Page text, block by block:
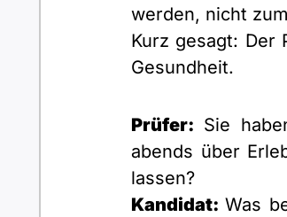
werden, nicht
Kurz gesagt: Der
Gesundheit.
Prüfer: Sie
abends über
lassen?
Kandidat: Was